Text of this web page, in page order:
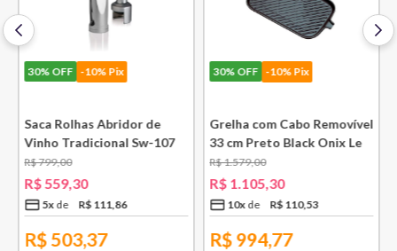
30% OFF -10% Pix
Saca Rolhas Abridor de
Vinho Tradicional Sw-107
Ply Le Creuset
R$799,00
R$559,30
5x R$111,86
R$503,37
30% OFF -10% Pix
Grelha com Cabo Removível
33 cm Preto Black Onix Le
Creuset
R$1.579,00
R$ 1.105,30
10x R$110,53
R$ 994,77